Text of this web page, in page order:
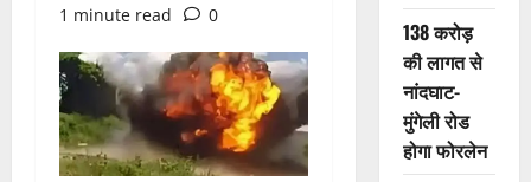
1 minute read
0
138 करोड़
की लागत से
नांदघाट-
मुंगेली रोड
होगा फोरलेन